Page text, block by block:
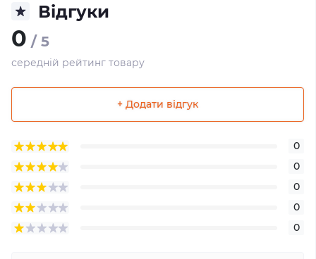
Відгуки
0 / 5
середній рейтинг товару
+ Додати відгук
0
0
0
0
0